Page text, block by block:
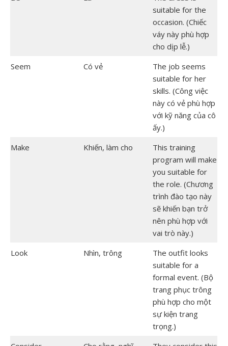
suitable for the
occasion. (Chiếc
váy này phù hợp
cho dịp lễ.)
Seem
Có vẻ
The job seems
suitable for her
skills. (Công việc
này có vẻ phù hợp
với kỹ năng của cô
ấy.)
Make
Khiến, làm cho
This training
program will make
you suitable for
the role. (Chương
trình đào tạo này
sẽ khiến bạn trở
nên phù hợp với
vai trò này.)
Look
Nhìn, trông
The outfit looks
suitable for a
formal event. (Bộ
trang phục trông
phù hợp cho một
sự kiện trang
trọng.)